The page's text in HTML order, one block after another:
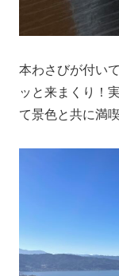
本わさびが付い
ッと来まくり！
て景色と共に満